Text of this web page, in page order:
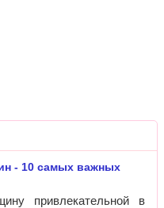
- 10 самых важных
привлекательной в